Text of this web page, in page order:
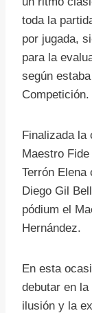
toda la
por jugada,
para la
según
Competición.
Finalizada la
Maestro
Terrón Elena
Diego Gil
pódium el
Hernández.
En esta
debutar en
ilusión y la